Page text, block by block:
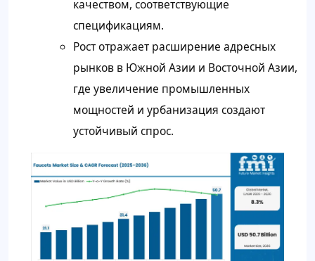
качеством, соответствующие
спецификациям.
Рост отражает расширение адресных
рынков в Южной Азии и Восточной Азии,
где увеличение промышленных
мощностей и урбанизация создают
устойчивый спрос.